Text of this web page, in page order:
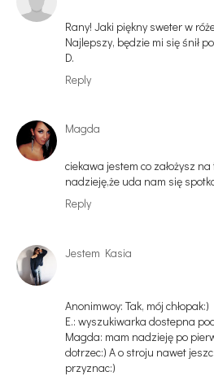
Rany! Jaki piękny sweter w
Najlepszy, będzie mi się śnił
D.
Reply
Magda
ciekawa jestem co założysz
nadzieję,że uda nam się
Reply
Jestem Kasia
Anonimwoy: Tak, mój chłopak:)
E.: wyszukiwarka dostepna
Magda: mam nadzieję po
dotrzec:) A o stroju nawet
przyznac:)